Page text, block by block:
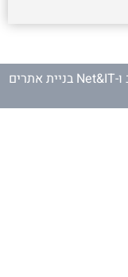
ו- Net&IT בניית אתרים